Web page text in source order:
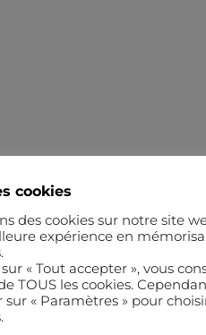
Les
Henry
cookies
des cookies sur notre site
expérience en
« Tout accepter », vous
TOUS les cookies.
sur « Paramètres » pour